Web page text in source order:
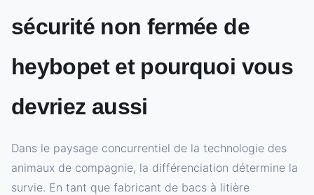
sécurité non fermée de
heybopet et pourquoi vous
devriez aussi
Dans le paysage concurrentiel de la technologie des
animaux de compagnie, la différenciation détermine la
survie. En tant que fabricant de bacs à litière